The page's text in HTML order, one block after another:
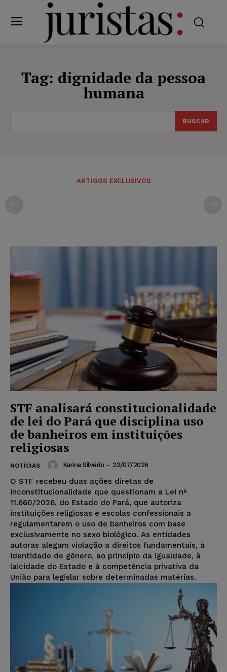
Tag: dignidade da pessoa
humana
BUSCAR
ARTIGOS EXCLUSIVOS
STF analisará constitucionalidade
de lei do Pará que disciplina uso
de banheiros em instituições
religiosas
NOTÍCIAS Karina Silvério - 23/07/2026
O STF recebeu duas ações diretas de
inconstitucionalidade que questionam a Lei nº
11.660/2026, do Estado do Pará, que autoriza
instituições religiosas e escolas confessionais a
regulamentarem o uso de banheiros com base
exclusivamente no sexo biológico. As entidades
autoras alegam violação a direitos fundamentais, à
identidade de gênero, ao princípio da igualdade, à
laicidade do Estado e à competência privativa da
União para legislar sobre determinadas matérias.